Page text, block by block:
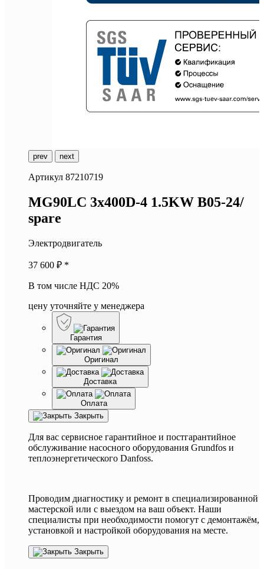
prev next
Артикул 87210719
MG90LC 3x400D-4 1.5KW B05-24/
spare
Электродвигатель
37 600 ₽ *
В том числе НДС 20%
цену уточняйте у менеджера
Гарантия
Оригинал
Доставка
Оплата
Закрыть
Для вас сервисное гарантийное и постгарантийное
обслуживание насосного оборудования Grundfos и
теплоэнергетического Danfoss.
Проводим диагностику и ремонт в специализированной
мастерской или с выездом на ваш объект. Наши
специалисты при необходимости помогут с демонтажём,
установкой и настройкой оборудования на месте.
Закрыть